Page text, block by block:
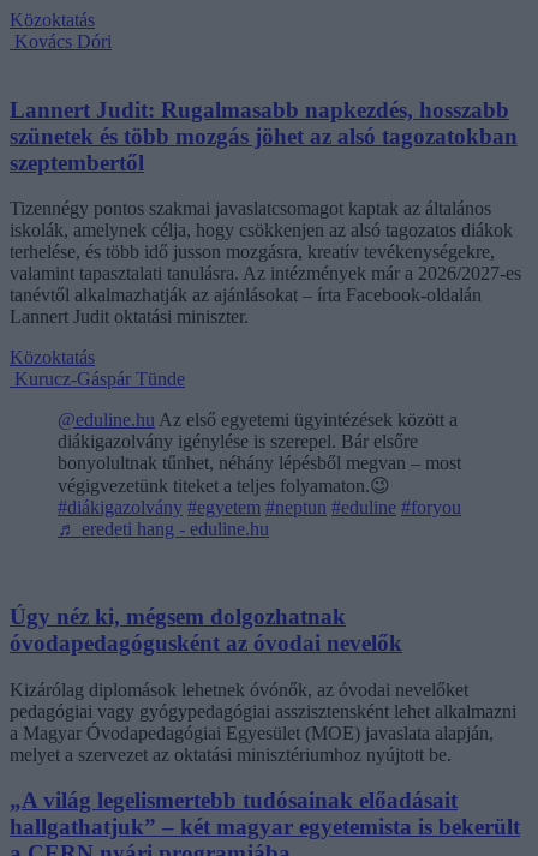
Közoktatás
Kovács Dóri
Lannert Judit: Rugalmasabb napkezdés, hosszabb
szünetek és több mozgás jöhet az alsó tagozatokban
szeptembertől
Tizennégy pontos szakmai javaslatcsomagot kaptak az általános
iskolák, amelynek célja, hogy csökkenjen az alsó tagozatos diákok
terhelése, és több idő jusson mozgásra, kreatív tevékenységekre,
valamint tapasztalati tanulásra. Az intézmények már a 2026/2027-es
tanévtől alkalmazhatják az ajánlásokat – írta Facebook-oldalán
Lannert Judit oktatási miniszter.
Közoktatás
Kurucz-Gáspár Tünde
@eduline.hu Az első egyetemi ügyintézések között a
diákigazolvány igénylése is szerepel. Bár elsőre
bonyolultnak tűnhet, néhány lépésből megvan – most
végigvezetünk titeket a teljes folyamaton.😉
#diákigazolvány #egyetem #neptun #eduline #foryou
♬ eredeti hang - eduline.hu
Úgy néz ki, mégsem dolgozhatnak
óvodapedagógusként az óvodai nevelők
Kizárólag diplomások lehetnek óvónők, az óvodai nevelőket
pedagógiai vagy gyógypedagógiai asszisztensként lehet alkalmazni
a Magyar Óvodapedagógiai Egyesület (MOE) javaslata alapján,
melyet a szervezet az oktatási minisztériumhoz nyújtott be.
„A világ legelismertebb tudósainak előadásait
hallgathatjuk” – két magyar egyetemista is bekerült